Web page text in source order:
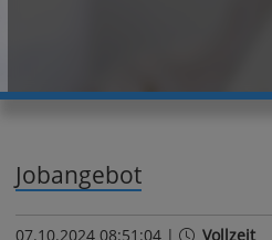
Jobangebot
07.10.2024 08:51:04 | Vollzeit